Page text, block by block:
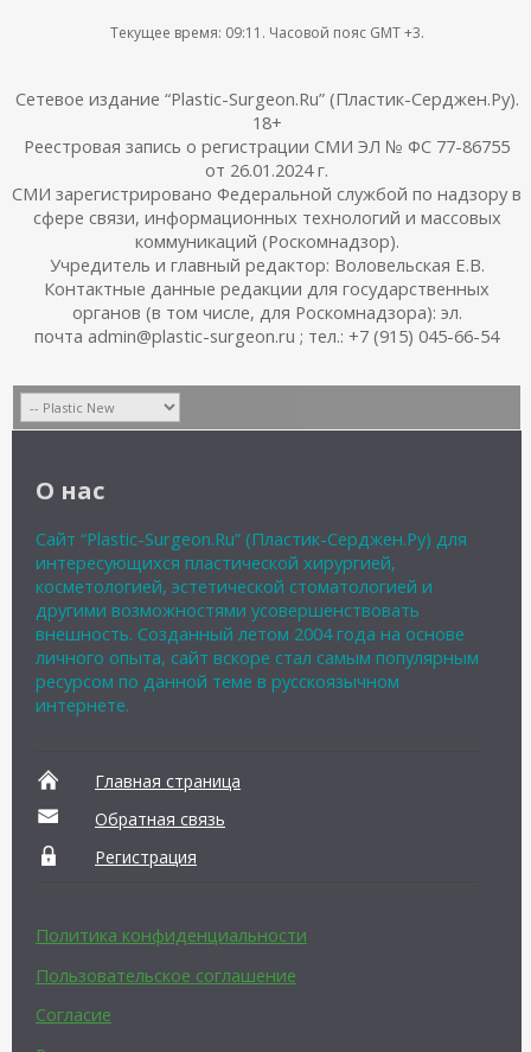
Текущее время: 09:11 . Часовой пояс GMT +3.
Сетевое издание “Plastic-Surgeon.Ru” (Пластик-Серджен.Ру).
18+
Реестровая запись о регистрации СМИ ЭЛ № ФС 77-86755
от 26.01.2024 г.
СМИ зарегистрировано Федеральной службой по надзору в
сфере связи, информационных технологий и массовых
коммуникаций (Роскомнадзор).
Учредитель и главный редактор: Воловельская Е.В.
Контактные данные редакции для государственных
органов (в том числе, для Роскомнадзора): эл.
почта admin@plastic-surgeon.ru ; тел.: +7 (915) 045-66-54
О нас
Сайт “Plastic-Surgeon.Ru” (Пластик-Серджен.Ру) для
интересующихся пластической хирургией,
косметологией, эстетической стоматологией и
другими возможностями усовершенствовать
внешность. Созданный летом 2004 года на основе
личного опыта, сайт вскоре стал самым популярным
ресурсом по данной теме в русскоязычном
интернете.
Главная страница
Обратная связь
Регистрация
Политика конфиденциальности
Пользовательское соглашение
Согласие